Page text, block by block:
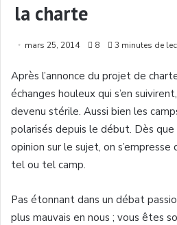
la charte
mars 25, 2014 8 3 minutes de
Après l’annonce du projet de
échanges houleux qui s’en
devenu stérile. Aussi bien les
polarisés depuis le début. Dès
opinion sur le sujet, on
tel ou tel camp.
Pas étonnant dans un débat
plus mauvais en nous ; vous êtes